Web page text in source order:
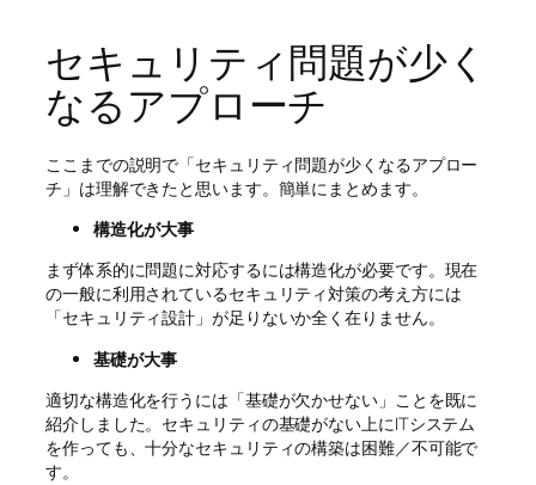
セキュリティ問題が少く
なるアプローチ
ここまでの説明で「セキュリティ問題が少くなるアプロー
チ」は理解できたと思います。簡単にまとめます。
構造化が大事
まず体系的に問題に対応するには構造化が必要です。現在
の一般に利用されているセキュリティ対策の考え方には
「セキュリティ設計」が足りないか全く在りません。
基礎が大事
適切な構造化を行うには「基礎が欠かせない」ことを既に
紹介しました。セキュリティの基礎がない上にITシステム
を作っても、十分なセキュリティの構築は困難／不可能で
す。